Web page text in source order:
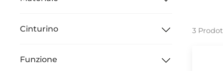
Cinturino
Funzione
3